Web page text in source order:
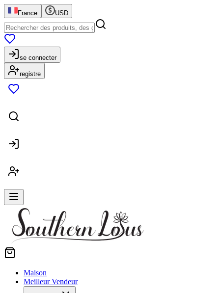
France USD
se connecter
registre
Maison
Meilleur Vendeur